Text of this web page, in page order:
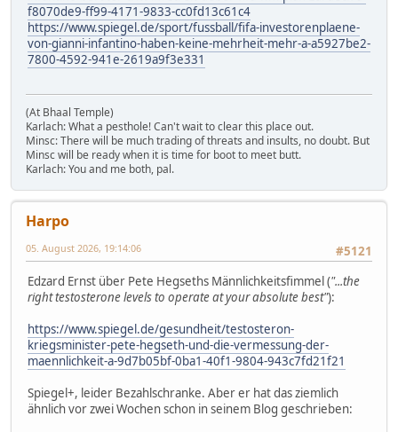
f8070de9-ff99-4171-9833-cc0fd13c61c4
https://www.spiegel.de/sport/fussball/fifa-investorenplaene-
von-gianni-infantino-haben-keine-mehrheit-mehr-a-a5927be2-
7800-4592-941e-2619a9f3e331
(At Bhaal Temple)
Karlach: What a pesthole! Can't wait to clear this place out.
Minsc: There will be much trading of threats and insults, no doubt. But
Minsc will be ready when it is time for boot to meet butt.
Karlach: You and me both, pal.
Harpo
#5121
05. August 2026, 19:14:06
Edzard Ernst über Pete Hegseths Männlichkeitsfimmel ("...the
right testosterone levels to operate at your absolute best"):
https://www.spiegel.de/gesundheit/testosteron-
kriegsminister-pete-hegseth-und-die-vermessung-der-
maennlichkeit-a-9d7b05bf-0ba1-40f1-9804-943c7fd21f21
Spiegel+, leider Bezahlschranke. Aber er hat das ziemlich
ähnlich vor zwei Wochen schon in seinem Blog geschrieben: